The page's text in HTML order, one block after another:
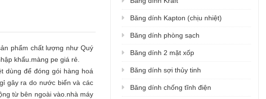
phẩm chất lượng như Quý
khẩu.màng pe giá rẻ.
dùng để đóng gói hàng hoá
gây ra do nước biển và các
từ bên ngoài vào.nhà máy
Băng dính Kapton (chịu nhiệt)
Băng dính phòng sạch
Băng dính 2 mặt xốp
Băng dính sợi thủy tinh
Băng dính chống tĩnh điện